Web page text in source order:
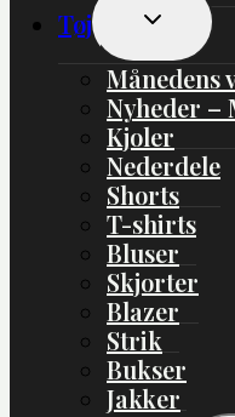
Tøj
Skift
Undermenu
Månedens
Nyheder –
Kjoler
Nederdele
Shorts
T-shirts
Bluser
Skjorter
Blazer
Strik
Bukser
Jakker